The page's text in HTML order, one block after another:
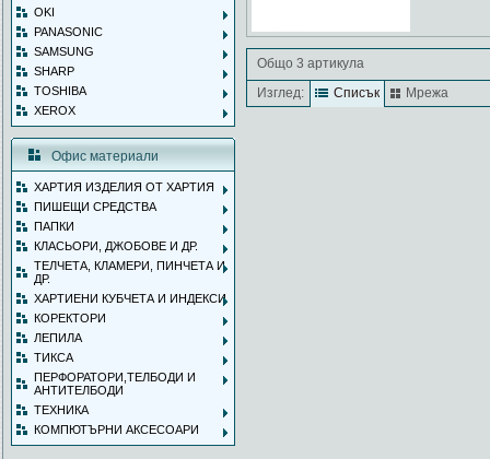
OKI
PANASONIC
SAMSUNG
SHARP
TOSHIBA
XEROX
Офис материали
ХАРТИЯ ИЗДЕЛИЯ ОТ ХАРТИЯ
ПИШЕЩИ СРЕДСТВА
ПАПКИ
КЛАСЬОРИ, ДЖОБОВЕ И ДР.
ТЕЛЧЕТА, КЛАМЕРИ, ПИНЧЕТА И
ДР.
ХАРТИЕНИ КУБЧЕТА И ИНДЕКСИ
КОРЕКТОРИ
ЛЕПИЛА
ТИКСА
ПЕРФОРАТОРИ,ТЕЛБОДИ И
АНТИТЕЛБОДИ
ТЕХНИКА
КОМПЮТЪРНИ АКСЕСОАРИ
Общо 3 артикула
Изглед:
Списък Мрежа